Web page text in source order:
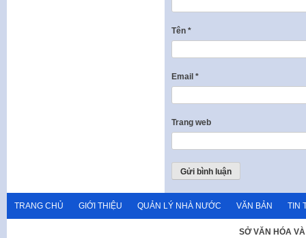
Tên *
Email *
Trang web
TRANG CHỦ GIỚI THIỆU QUẢN LÝ NHÀ NƯỚC VĂN BẢN TIN
SỞ VĂN HÓA